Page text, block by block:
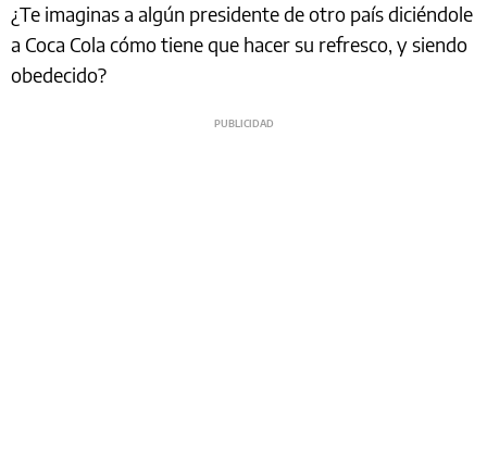
¿Te imaginas a algún presidente de otro país diciéndole
a Coca Cola cómo tiene que hacer su refresco, y siendo
obedecido?